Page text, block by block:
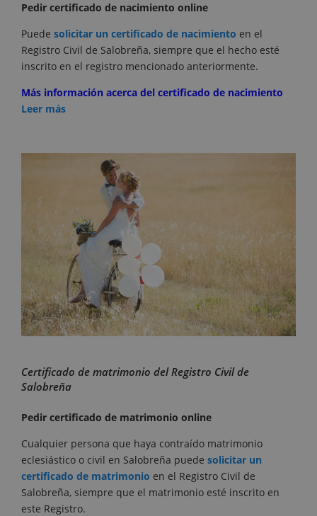
Pedir certificado de nacimiento online
Puede solicitar un certificado de nacimiento en el
Registro Civil de Salobreña, siempre que el hecho esté
inscrito en el registro mencionado anteriormente.
Más información acerca del certificado de nacimiento
Leer más
Certificado de matrimonio del Registro Civil de
Salobreña
Pedir certificado de matrimonio online
Cualquier persona que haya contraído matrimonio
eclesiástico o civil en Salobreña puede solicitar un
certificado de matrimonio en el Registro Civil de
Salobreña, siempre que el matrimonio esté inscrito en
este Registro.